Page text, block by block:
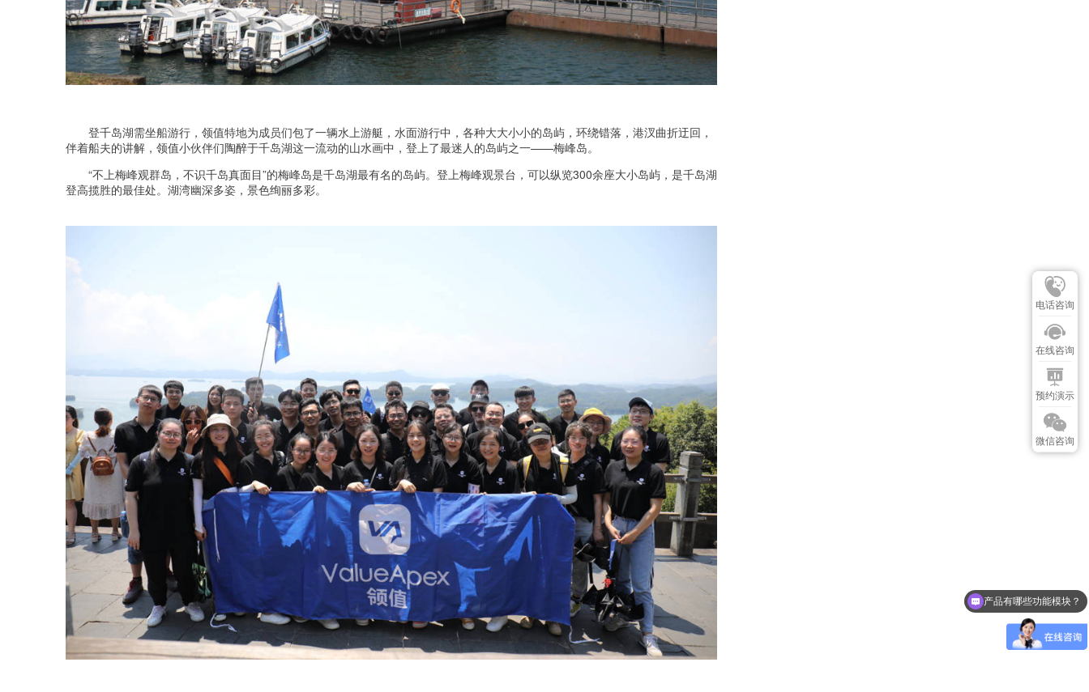
登千岛湖需坐船游行，领值特地为成员们包了一辆水上游艇，水面游行中，各种大大小小的岛屿，环绕错落，港汊曲折迂回，
伴着船夫的讲解，领值小伙伴们陶醉于千岛湖这一流动的山水画中，登上了最迷人的岛屿之一——梅峰岛。
“不上梅峰观群岛，不识千岛真面目”的梅峰岛是千岛湖最有名的岛屿。登上梅峰观景台，可以纵览300余座大小岛屿，是千岛湖
登高揽胜的最佳处。湖湾幽深多姿，景色绚丽多彩。
电话咨询
在线咨询
预约演示
微信咨询
可以介绍下你们的产品么？